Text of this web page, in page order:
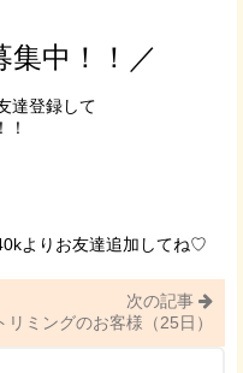
集中！！／
達登録して
よりお友達追加してね♡
次の記事
リミングのお客様（25日）